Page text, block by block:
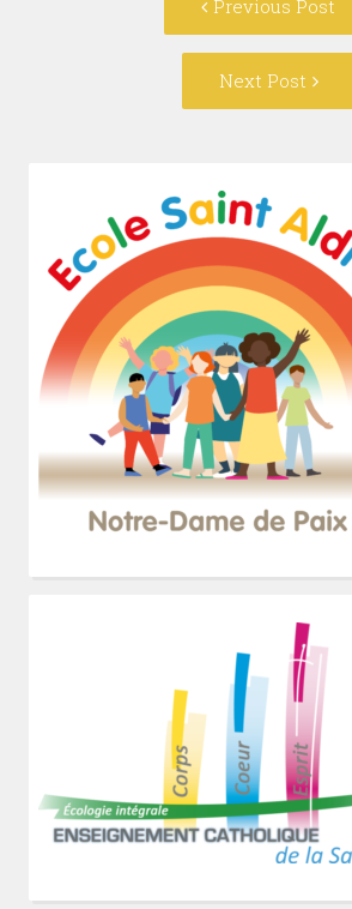
Previous Post
Next Post